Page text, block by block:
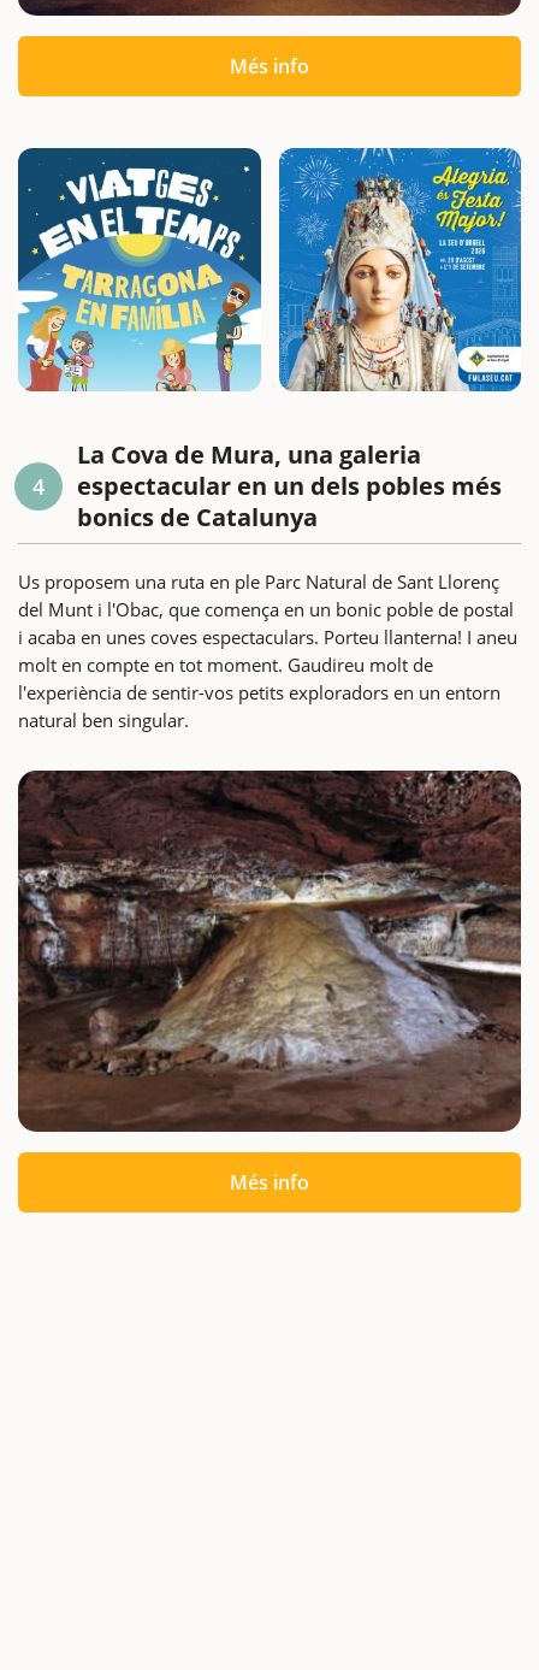
Més info
4
La Cova de Mura, una galeria
espectacular en un dels pobles més
bonics de Catalunya
Us proposem una ruta en ple Parc Natural de Sant Llorenç
del Munt i l'Obac, que comença en un bonic poble de postal
i acaba en unes coves espectaculars. Porteu llanterna! I aneu
molt en compte en tot moment. Gaudireu molt de
l'experiència de sentir-vos petits exploradors en un entorn
natural ben singular.
Més info